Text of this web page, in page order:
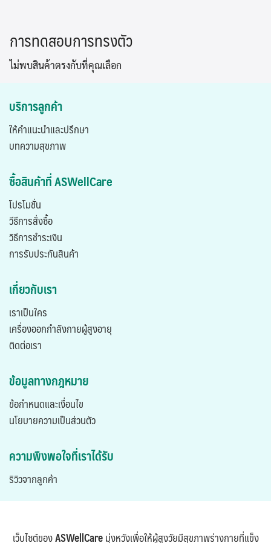
content
การทดสอบการทรงตัว
ไม่พบสินค้าตรงกับที่คุณเลือก
บริการลูกค้า
ให้คำแนะนำและปรึกษา
บทความสุขภาพ
ซื้อสินค้าที่ ASWellCare
โปรโมชั่น
วีธีการสั่งซื้อ
วิธีการชำระเงิน
การรับประกันสินค้า
เกี่ยวกับเรา
เราเป็นใคร
เครื่องออกกำลังกายผู้สูงอายุ
ติดต่อเรา
ข้อมูลทางกฎหมาย
ข้อกำหนดและเงื่อนไข
นโยบายความเป็นส่วนตัว
ความพึงพอใจที่เราได้รับ
ริวิวจากลูกค้า
เว็บไซต์ของASWellCareมุ่งหวังเพื่อให้ผู้สูงวัยมีสุขภาพร่างกายที่แข็ง